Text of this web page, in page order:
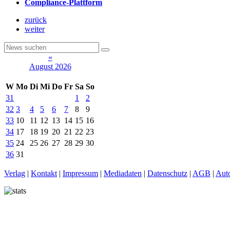
Compliance-Plattform
zurück
weiter
«
August 2026
W Mo Di Mi Do Fr Sa So
31
1
2
32 3 4 5 6 7 8
9
33 10 11 12 13 14 15 16
34 17 18 19 20 21 22 23
35 24 25 26 27 28 29 30
36 31
Verlag | Kontakt | Impressum | Mediadaten | Datenschutz | AGB |